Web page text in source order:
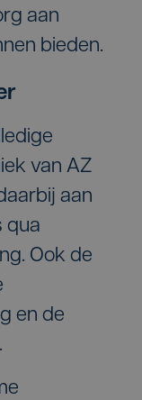
aan
bieden.
van AZ
aan
qua
Ook de
en de